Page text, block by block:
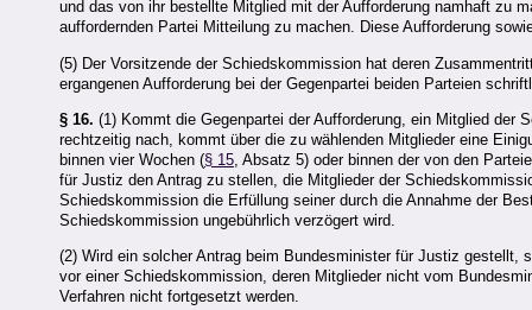
und das von ihr bestellte Mitglied mit der Aufforderung namhaft zu
auffordernden Partei Mitteilung zu machen. Diese Aufforderung
(5) Der Vorsitzende der Schiedskommission hat deren
ergangenen Aufforderung bei der Gegenpartei beiden Parteien
§ 16. (1) Kommt die Gegenpartei der Aufforderung, ein Mitglied der
rechtzeitig nach, kommt über die zu wählenden Mitglieder eine
binnen vier Wochen (§ 15 , Absatz 5) oder binnen der von den
für Justiz den Antrag zu stellen, die Mitglieder der
Schiedskommission die Erfüllung seiner durch die Annahme der
Schiedskommission ungebührlich verzögert wird.
(2) Wird ein solcher Antrag beim Bundesminister für Justiz gestellt,
vor einer Schiedskommission, deren Mitglieder nicht vom
Verfahren nicht fortgesetzt werden.